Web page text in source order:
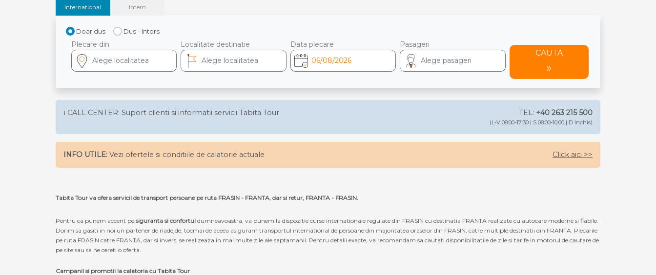
International Intern
Doar dus Dus - Intors
Plecare din Localitate destinatie Data plecare Pasageri
CAUTA
ℹ️ CALL CENTER: Suport clienti si informatii servicii Tabita Tour TEL: +40 263 215 500
(L-V 08:00-17:30 | S 08:00-10:00 | D Inchis)
INFO UTILE: Vezi ofertele si conditiile de calatorie actuale Click aici >>
Tabita Tour va ofera servicii de transport persoane pe ruta FRASIN - FRANTA, dar si retur, FRANTA - FRASIN.
Pentru ca punem accent pe siguranta si confortul dumneavoastra, va punem la dispozitie curse internationale regulate din FRASIN cu destinatia FRANTA realizate cu autocare moderne si fiabile.
Dorim sa gasiti in noi un partener de nadejde, tocmai de aceea asiguram transportul international de persoane din majoritatea oraselor din FRASIN, catre multiple destinatii din FRANTA. Plecarile
pe ruta FRASIN catre FRANTA, dar si invers, se realizeaza in mai multe zile ale saptamanii. Pentru detalii exacte, va recomandam sa cautati disponibilitatile de zile si tarife in motorul de cautare de
pe site sau sa ne cereti o oferta.
Campanii si promotii la calatoria cu Tabita Tour